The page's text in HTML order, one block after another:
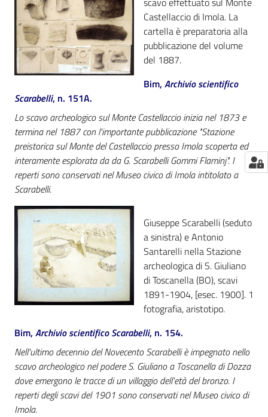
Castellaccio di Imola. La
cartella è preparatoria alla
pubblicazione del volume
del 1887.
Bim, Archivio scientifico
Scarabelli, n. 151A.
Lo scavo archeologico sul Monte Castellaccio inizia nel 1873 e
termina nel 1887 con l'importante pubblicazione "Stazione
preistorica sul Monte del Castellaccio presso Imola scoperta ed
interamente esplorata da da G. Scarabelli Gommi Flaminj". I
reperti sono conservati nel Museo civico di Imola intitolato a
Scarabelli.
Giuseppe Scarabelli (seduto
a sinistra) e Antonio
Santarelli nella Stazione
archeologica di S. Giuliano
di Toscanella (BO), scavi
1891-1904, [esec. 1900]. 1
fotografia, aristotipo.
Bim, Archivio scientifico Scarabelli, n. 154.
Nell'ultimo decennio del Novecento Scarabelli è impegnato nello
scavo archeologico nel podere S. Giuliano a Toscanella di Dozza
dove emergono le tracce di un villaggio dell'età del bronzo. I
reperti degli scavi del 1901 sono conservati nel Museo civico di
Imola.